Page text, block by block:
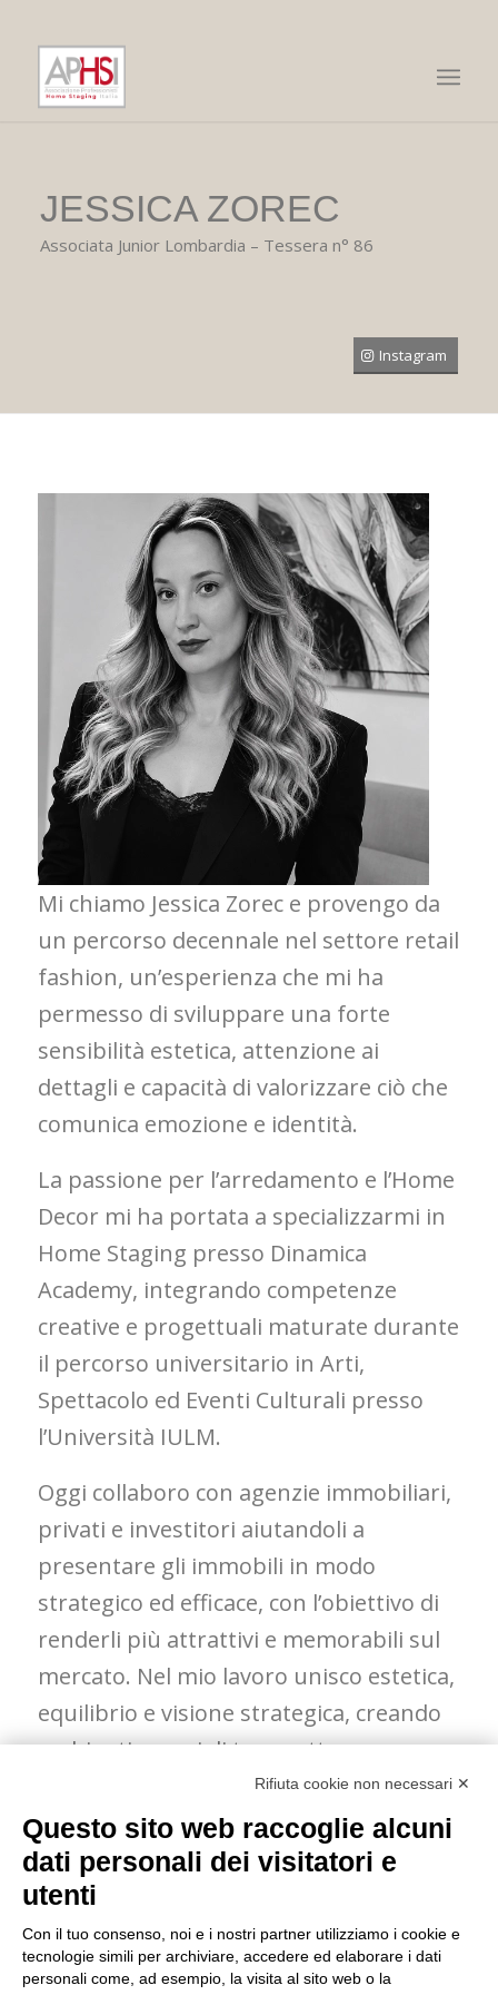
JESSICA ZOREC
Associata Junior Lombardia – Tessera n° 86
Instagram
Mi chiamo Jessica Zorec e provengo da
un percorso decennale nel settore retail
fashion, un’esperienza che mi ha
permesso di sviluppare una forte
sensibilità estetica, attenzione ai
dettagli e capacità di valorizzare ciò che
comunica emozione e identità.
La passione per l’arredamento e l’Home
Decor mi ha portata a specializzarmi in
Home Staging presso Dinamica
Academy, integrando competenze
creative e progettuali maturate durante
il percorso universitario in Arti,
Spettacolo ed Eventi Culturali presso
l’Università IULM.
Oggi collaboro con agenzie immobiliari,
privati e investitori aiutandoli a
presentare gli immobili in modo
strategico ed efficace, con l’obiettivo di
renderli più attrattivi e memorabili sul
mercato. Nel mio lavoro unisco estetica,
equilibrio e visione strategica, creando
ambienti capaci di trasmettere
emozione fin dal primo sguardo e
permettere a chi li visita di sentirsi
subito a casa.
TORNA AI
Rifiuta cookie non necessari ✕
Questo sito web raccoglie alcuni
dati personali dei visitatori e
utenti
Con il tuo consenso, noi e i nostri partner utilizziamo i cookie e
tecnologie simili per archiviare, accedere ed elaborare i dati
personali come, ad esempio, la visita al sito web o la